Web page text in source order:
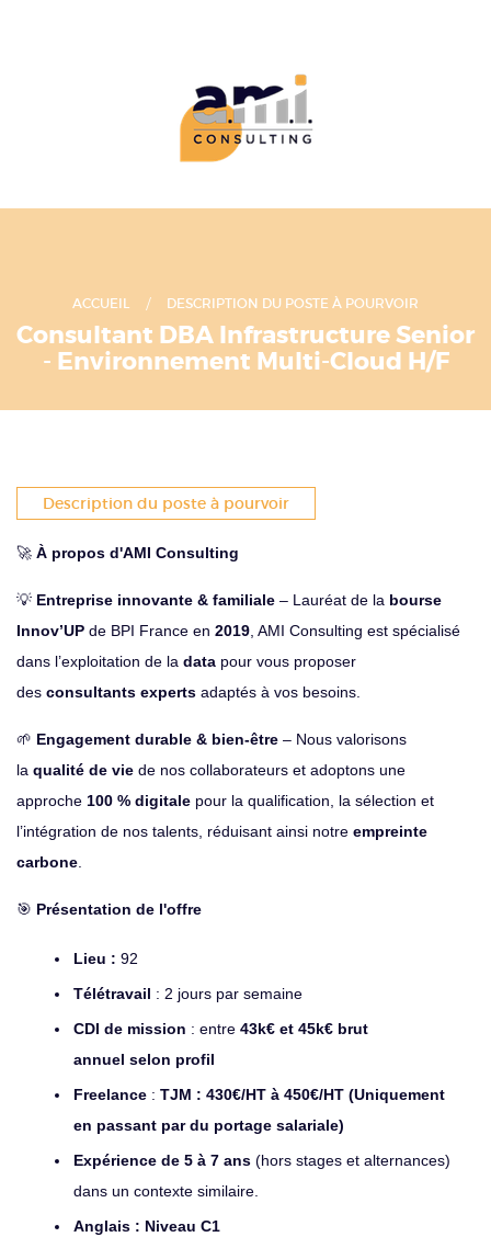
ACCUEIL DESCRIPTION DU POSTE À POURVOIR
Consultant DBA Infrastructure Senior
- Environnement Multi-Cloud H/F
Description du poste à pourvoir
🚀 À propos d'AMI Consulting
💡 Entreprise innovante & familiale – Lauréat de la bourse
Innov’UP de BPI France en 2019 , AMI Consulting est spécialisé
dans l’exploitation de la data pour vous proposer
des consultants experts adaptés à vos besoins.
🌱 Engagement durable & bien-être – Nous valorisons
la qualité de vie de nos collaborateurs et adoptons une
approche 100 % digitale pour la qualification, la sélection et
l’intégration de nos talents, réduisant ainsi notre empreinte
carbone
🎯 Présentation de l'offre
Lieu : 92
Télétravail : 2 jours par semaine
CDI de mission : entre 43k€ et 45k€ brut
annuel selon profil
Freelance : TJM : 430€/HT à 450€/HT (Uniquement
en passant par du portage salariale)
Expérience de 5 à 7 ans (hors stages et alternances)
dans un contexte similaire.
Anglais : Niveau C1